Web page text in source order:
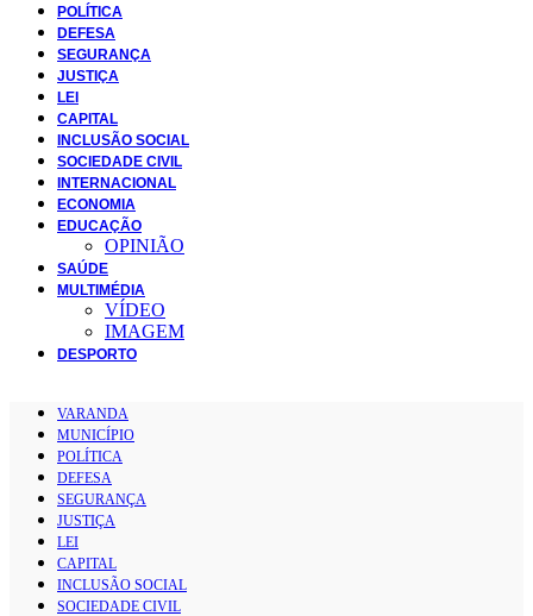
POLÍTICA
DEFESA
SEGURANÇA
JUSTIÇA
LEI
CAPITAL
INCLUSÃO SOCIAL
SOCIEDADE CIVIL
INTERNACIONAL
ECONOMIA
EDUCAÇÃO
OPINIÃO
SAÚDE
MULTIMÉDIA
VÍDEO
IMAGEM
DESPORTO
VARANDA
MUNICÍPIO
POLÍTICA
DEFESA
SEGURANÇA
JUSTIÇA
LEI
CAPITAL
INCLUSÃO SOCIAL
SOCIEDADE CIVIL